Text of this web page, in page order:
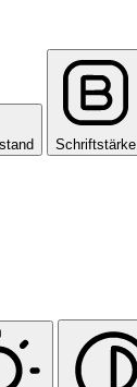
Schriftstärke